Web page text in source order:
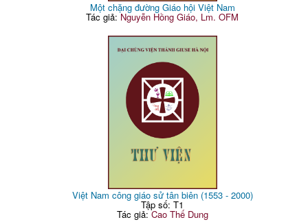
Một chặng đường Giáo hội Việt Nam
Tác giả:Nguyễn Hồng Giáo, Lm. OFM
Việt Nam công giáo sử tân biên (1553 - 2000)
Tập số: T1
Tác giả:Cao Thế Dung